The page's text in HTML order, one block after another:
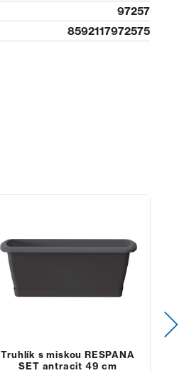
97257
8592117972575
Truhlík s miskou RESPANA
SET antracit 49 cm